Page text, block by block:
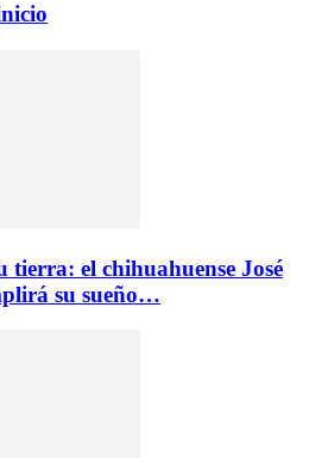
tierra: el chihuahuense José
su sueño…